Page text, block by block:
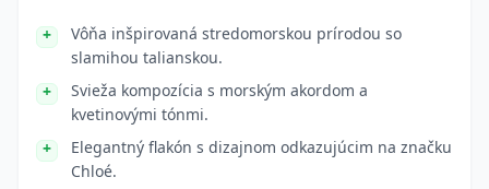
Vôňa inšpirovaná stredomorskou prírodou so
slamihou talianskou.
Svieža kompozícia s morským akordom a
kvetinovými tónmi.
Elegantný flakón s dizajnom odkazujúcim na značku
Chloé.